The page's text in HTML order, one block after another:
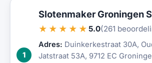
1
Slotenmaker Groningen
★★★★★ 5.0(261
Adres: Duinkerkestraat 30A,
Jatstraat 53A, 9712 EC